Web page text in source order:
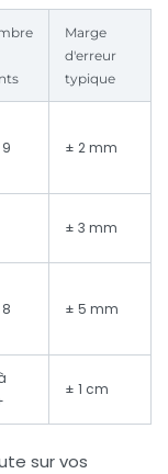
Marge
d'erreur
typique
± 2 mm
± 3 mm
± 5 mm
± 1 cm
sur vos